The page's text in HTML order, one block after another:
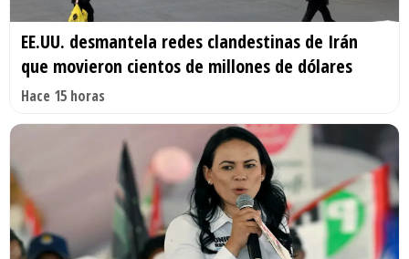
EE.UU. desmantela redes clandestinas de Irán
que movieron cientos de millones de dólares
Hace 15 horas